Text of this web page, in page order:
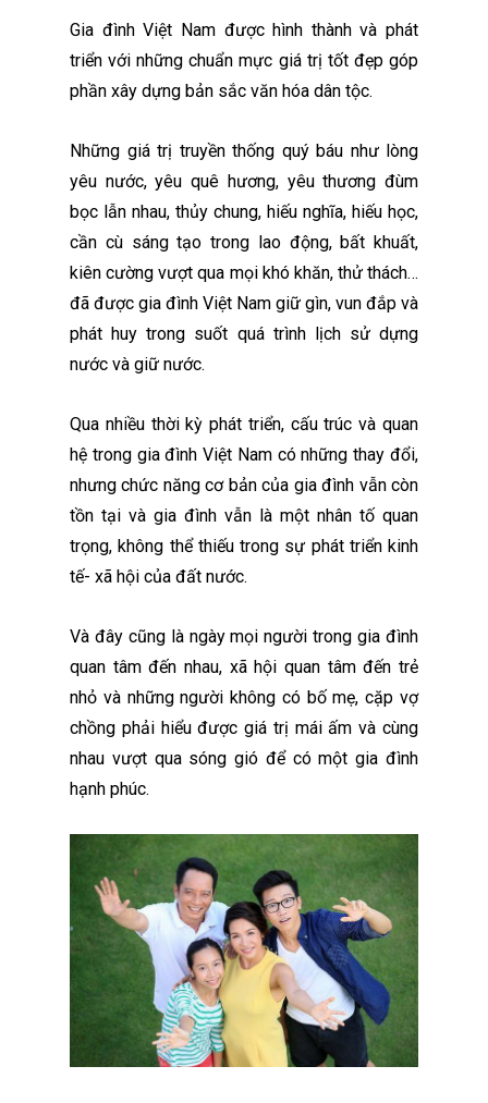
Gia đình Việt Nam được hình thành và phát
triển với những chuẩn mực giá trị tốt đẹp góp
phần xây dựng bản sắc văn hóa dân tộc.
Những giá trị truyền thống quý báu như lòng
yêu nước, yêu quê hương, yêu thương đùm
bọc lẫn nhau, thủy chung, hiếu nghĩa, hiếu học,
cần cù sáng tạo trong lao động, bất khuất,
kiên cường vượt qua mọi khó khăn, thử thách…
đã được gia đình Việt Nam giữ gìn, vun đắp và
phát huy trong suốt quá trình lịch sử dựng
nước và giữ nước.
Qua nhiều thời kỳ phát triển, cấu trúc và quan
hệ trong gia đình Việt Nam có những thay đổi,
nhưng chức năng cơ bản của gia đình vẫn còn
tồn tại và gia đình vẫn là một nhân tố quan
trọng, không thể thiếu trong sự phát triển kinh
tế- xã hội của đất nước.
Và đây cũng là ngày mọi người trong gia đình
quan tâm đến nhau, xã hội quan tâm đến trẻ
nhỏ và những người không có bố mẹ, cặp vợ
chồng phải hiểu được giá trị mái ấm và cùng
nhau vượt qua sóng gió để có một gia đình
hạnh phúc.